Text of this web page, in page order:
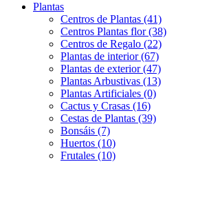
Plantas
Centros de Plantas (41)
Centros Plantas flor (38)
Centros de Regalo (22)
Plantas de interior (67)
Plantas de exterior (47)
Plantas Arbustivas (13)
Plantas Artificiales (0)
Cactus y Crasas (16)
Cestas de Plantas (39)
Bonsáis (7)
Huertos (10)
Frutales (10)